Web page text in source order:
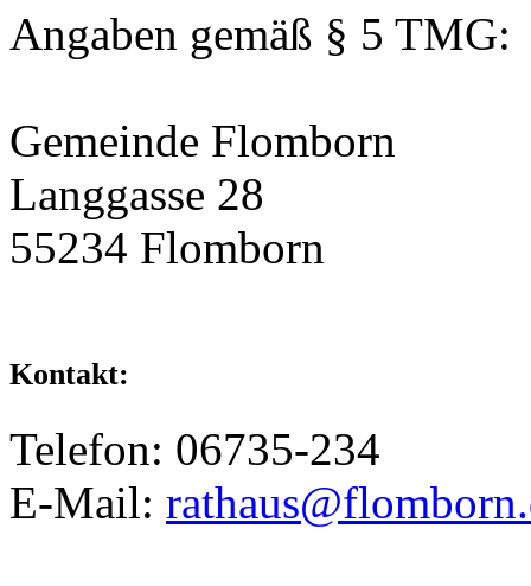
Angaben gemäß § 5 TMG:
Gemeinde Flomborn
Langgasse 28
55234 Flomborn
Kontakt:
Telefon: 06735-234
E-Mail: